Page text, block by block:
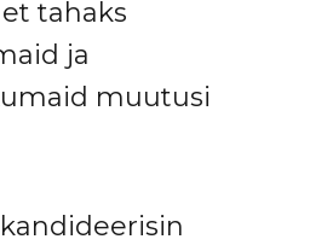
tahaks
ja
muutusi